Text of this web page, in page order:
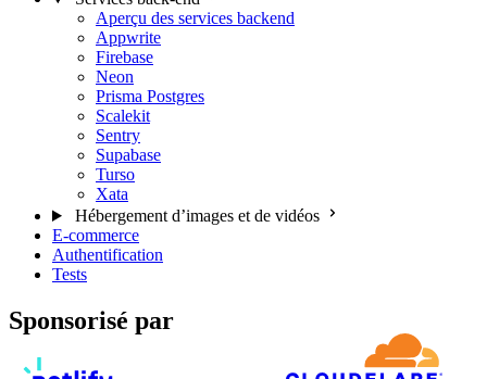
Aperçu des services backend
Appwrite
Firebase
Neon
Prisma Postgres
Scalekit
Sentry
Supabase
Turso
Xata
Hébergement d’images et de vidéos
E-commerce
Authentification
Tests
Sponsorisé par